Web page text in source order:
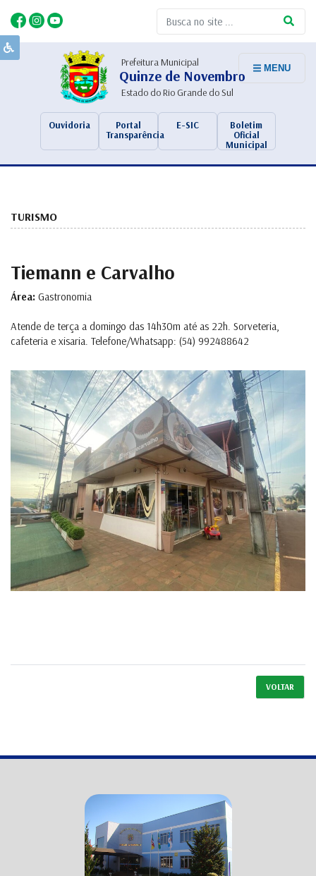
Prefeitura Municipal
Quinze de Novembro
Estado do Rio Grande do Sul
Ouvidoria
Portal
Transparência
E-SIC
Boletim
Oficial
Municipal
MENU
TURISMO
Tiemann e Carvalho
Área: Gastronomia
Atende de terça a domingo das 14h30m até as 22h. Sorveteria,
cafeteria e xisaria. Telefone/Whatsapp: (54) 992488642
VOLTAR